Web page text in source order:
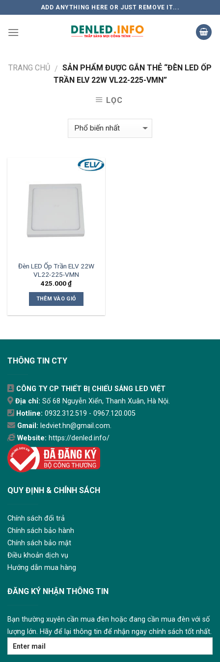
to
content
ADD ANYTHING HERE OR JUST REMOVE IT...
TRANG CHỦ / SẢN PHẨM ĐƯỢC GẮN THẺ “ĐÈN LED ỐP
TRẦN ELV 22W VL22-225-VMN”
LỌC
Đèn LED Ốp Trần ELV 22W
VL22-225-VMN
425.000₫
THÊM VÀO GIỎ
THÔNG TIN CTY
CÔNG TY CP THIẾT BỊ CHIẾU SÁNG LED VIỆT
Địa chỉ: Số 68 Nguyễn Xiển, Thanh Xuân, Hà Nội.
Hotline: 0932.312.519 - 0967.120.005
Gmail: ledviet.hn@gmail.com.
Website: https://denled.info/
QUY ĐỊNH & CHÍNH SÁCH
Chính sách đổi trả
Chính sách bảo hành
Chính sách bảo mật
Điều khoản dịch vụ
Hướng dẫn mua hàng
ĐĂNG KÝ NHẬN THÔNG TIN
Bạn thường xuyên cần mua đèn hoặc đang cần mua đèn với số
lượng lớn. Hãy để lại thông tin để nhận ngay chính sách tốt nhất.